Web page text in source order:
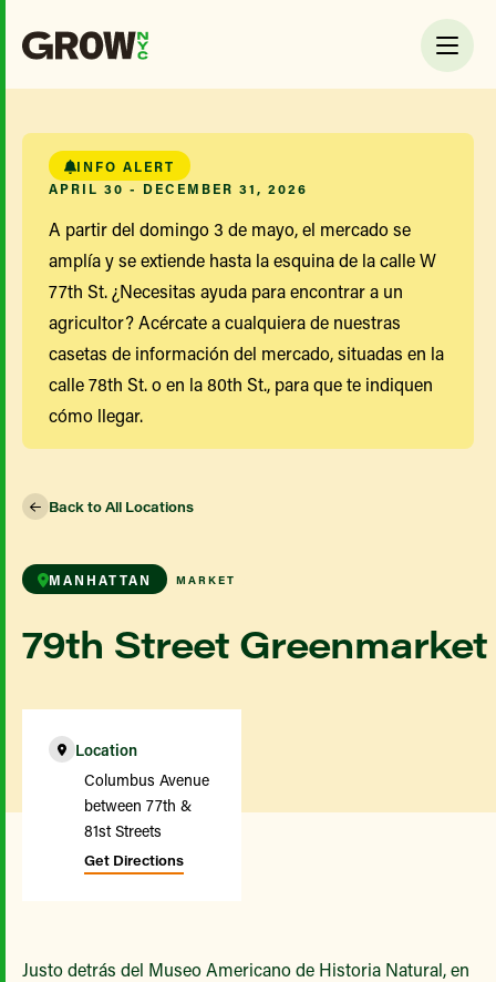
INFO ALERT
APRIL 30 - DECEMBER 31, 2026
A partir del domingo 3 de mayo, el mercado se
amplía y se extiende hasta la esquina de la calle W
77th St. ¿Necesitas ayuda para encontrar a un
agricultor? Acércate a cualquiera de nuestras
casetas de información del mercado, situadas en la
calle 78th St. o en la 80th St., para que te indiquen
cómo llegar.
Back to All Locations
MANHATTAN MARKET
79th Street Greenmarket
Location
Columbus Avenue
between 77th &
81st Streets
Get Directions
Justo detrás del Museo Americano de Historia Natural, en